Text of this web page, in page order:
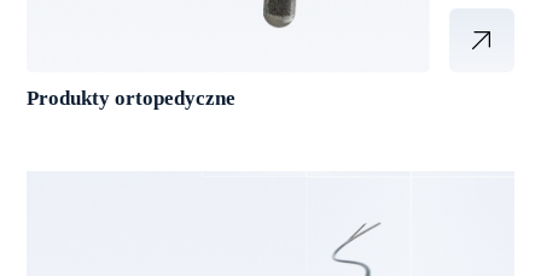
Produkty ortopedyczne